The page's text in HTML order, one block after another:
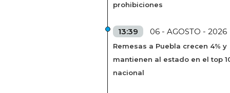
prohibiciones
13:39 06 - AGOSTO - 2026
Remesas a Puebla crecen 4% y
mantienen al estado en el top
nacional